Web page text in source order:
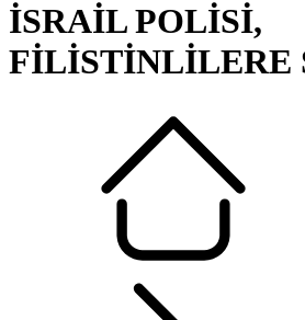
İSRAİL POLİSİ,
FİLİSTİNLİLERE